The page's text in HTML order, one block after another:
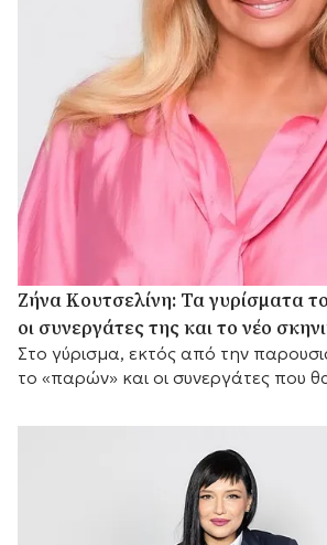
Ζήνα Κουτσελίνη: Τα γυρίσματα
οι συνεργάτες της και το νέο
Στο γύρισμα, εκτός από την
το «παρών» και οι συνεργάτες που